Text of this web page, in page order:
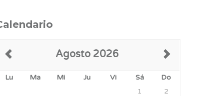
Agosto 2026
Lu Ma Mi Ju Vi Sá
Do
1
2